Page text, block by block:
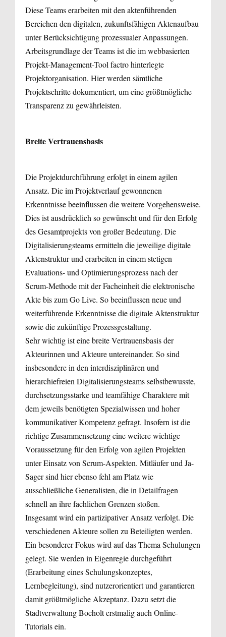
Diese Teams erarbeiten mit den aktenführenden
Bereichen den digitalen, zukunftsfähigen Aktenaufbau
unter Berücksichtigung prozessualer Anpassungen.
Arbeitsgrundlage der Teams ist die im webbasierten
Projekt-Management-Tool factro hinterlegte
Projektorganisation. Hier werden sämtliche
Projektschritte dokumentiert, um eine größtmögliche
Transparenz zu gewährleisten.
Breite Vertrauensbasis
Die Projektdurchführung erfolgt in einem agilen
Ansatz. Die im Projektverlauf gewonnenen
Erkenntnisse beeinflussen die weitere Vorgehensweise.
Dies ist ausdrücklich so gewünscht und für den Erfolg
des Gesamtprojekts von großer Bedeutung. Die
Digitalisierungsteams ermitteln die jeweilige digitale
Aktenstruktur und erarbeiten in einem stetigen
Evaluations- und Optimierungsprozess nach der
Scrum-Methode mit der Facheinheit die elektronische
Akte bis zum Go Live. So beeinflussen neue und
weiterführende Erkenntnisse die digitale Aktenstruktur
sowie die zukünftige Prozessgestaltung.
Sehr wichtig ist eine breite Vertrauensbasis der
Akteurinnen und Akteure untereinander. So sind
insbesondere in den interdisziplinären und
hierarchiefreien Digitalisierungsteams selbstbewusste,
durchsetzungsstarke und teamfähige Charaktere mit
dem jeweils benötigten Spezialwissen und hoher
kommunikativer Kompetenz gefragt. Insofern ist die
richtige Zusammensetzung eine weitere wichtige
Voraussetzung für den Erfolg von agilen Projekten
unter Einsatz von Scrum-Aspekten. Mitläufer und Ja-
Sager sind hier ebenso fehl am Platz wie
ausschließliche Generalisten, die in Detailfragen
schnell an ihre fachlichen Grenzen stoßen.
Insgesamt wird ein partizipativer Ansatz verfolgt. Die
verschiedenen Akteure sollen zu Beteiligten werden.
Ein besonderer Fokus wird auf das Thema Schulungen
gelegt. Sie werden in Eigenregie durchgeführt
(Erarbeitung eines Schulungskonzeptes,
Lernbegleitung), sind nutzerorientiert und garantieren
damit größtmögliche Akzeptanz. Dazu setzt die
Stadtverwaltung Bocholt erstmalig auch Online-
Tutorials ein.